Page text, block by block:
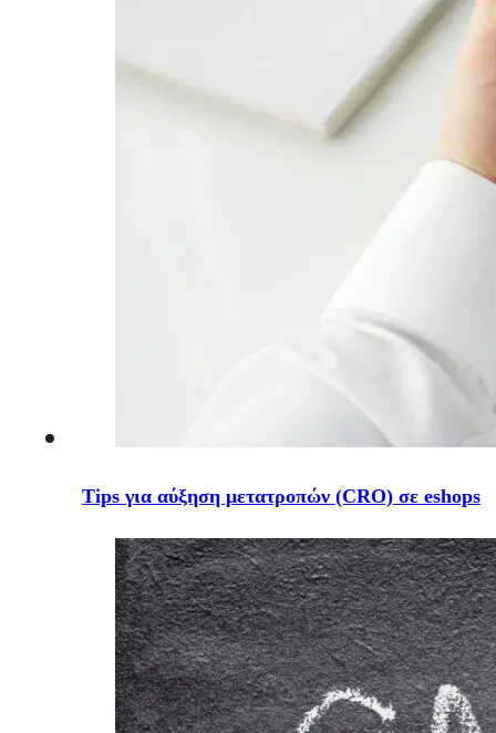
Tips για αύξηση μετατροπών (CRO) σε eshops